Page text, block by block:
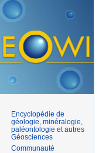
Encyclopédie de
géologie, minéralogie,
paléontologie et autres
Géosciences
Communauté